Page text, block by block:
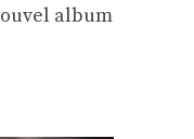
album